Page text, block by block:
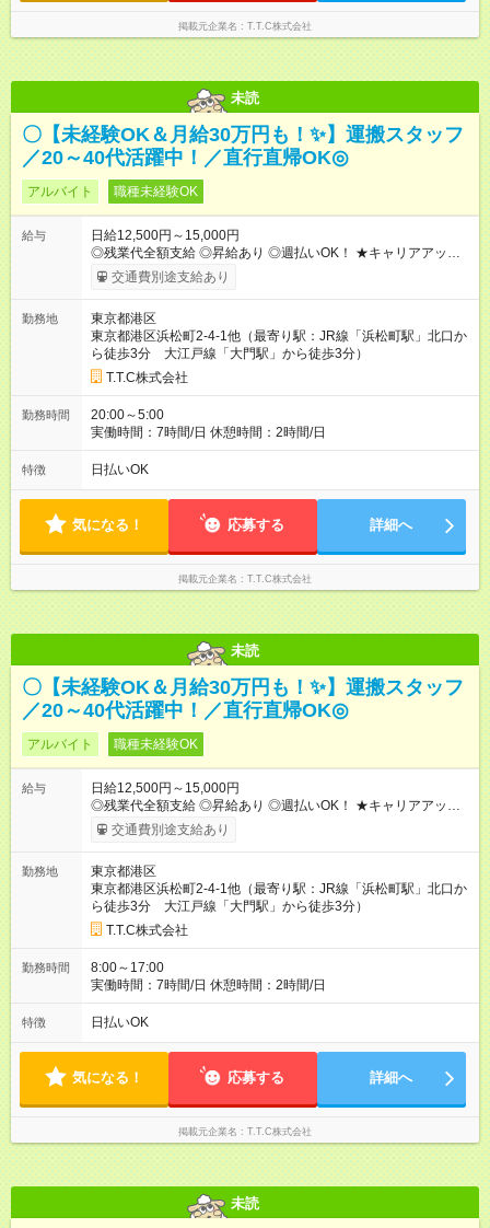
掲載元企業名 T.T.C株式会社
未読
〇【未経験OK＆月給30万円も！✨】運搬スタッフ
／20～40代活躍中！／直行直帰OK◎
アルバイト 職種未経験OK
給与
日給12,500円～15,000円
◎残業代全額支給 ◎昇給あり ◎週払いOK！ ★キャリアアップの
一例★ ・一般作業員 ：1年目 月収31万 ・作業長(サブリー
ダー)：3年目 月収35万 ・職長(リーダー) ：5年目 月収42万
給与は本採用時と同じです。
交通費別途支給あり
勤務地
東京都港区
東京都港区浜松町2-4-1他（最寄り駅：JR線「浜松町駅」北口か
ら徒歩3分 大江戸線「大門駅」から徒歩3分）
T.T.C株式会社
勤務時間
20:00～5:00
実働時間：7時間/日 休憩時間：2時間/日
特徴 日払いOK
気になる！ 応募する 詳細へ
掲載元企業名 T.T.C株式会社
未読
〇【未経験OK＆月給30万円も！✨】運搬スタッフ
／20～40代活躍中！／直行直帰OK◎
アルバイト 職種未経験OK
給与
日給12,500円～15,000円
◎残業代全額支給 ◎昇給あり ◎週払いOK！ ★キャリアアップの
一例★ ・一般作業員 ：1年目 月収31万 ・作業長(サブリー
ダー)：3年目 月収35万 ・職長(リーダー) ：5年目 月収42万
給与は本採用時と同じです。
交通費別途支給あり
勤務地
東京都港区
東京都港区浜松町2-4-1他（最寄り駅：JR線「浜松町駅」北口か
ら徒歩3分 大江戸線「大門駅」から徒歩3分）
T.T.C株式会社
勤務時間
8:00～17:00
実働時間：7時間/日 休憩時間：2時間/日
特徴 日払いOK
気になる！ 応募する 詳細へ
掲載元企業名 T.T.C株式会社
未読